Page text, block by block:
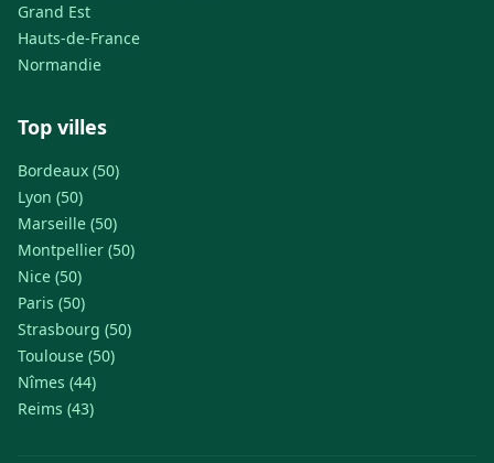
Grand Est
Hauts-de-France
Normandie
Top villes
Bordeaux (50)
Lyon (50)
Marseille (50)
Montpellier (50)
Nice (50)
Paris (50)
Strasbourg (50)
Toulouse (50)
Nîmes (44)
Reims (43)